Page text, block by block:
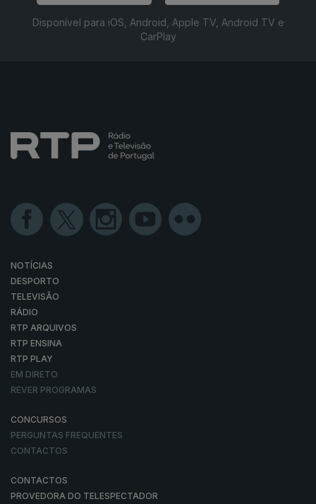
Disponível para iOS, Android, Apple TV, Android TV e
CarPlay
NOTÍCIAS
DESPORTO
TELEVISÃO
RÁDIO
RTP ARQUIVOS
RTP ENSINA
RTP PLAY
EM DIRETO
REVER PROGRAMAS
CONCURSOS
PERGUNTAS FREQUENTES
CONTACTOS
CONTACTOS
PROVEDORA DO TELESPECTADOR